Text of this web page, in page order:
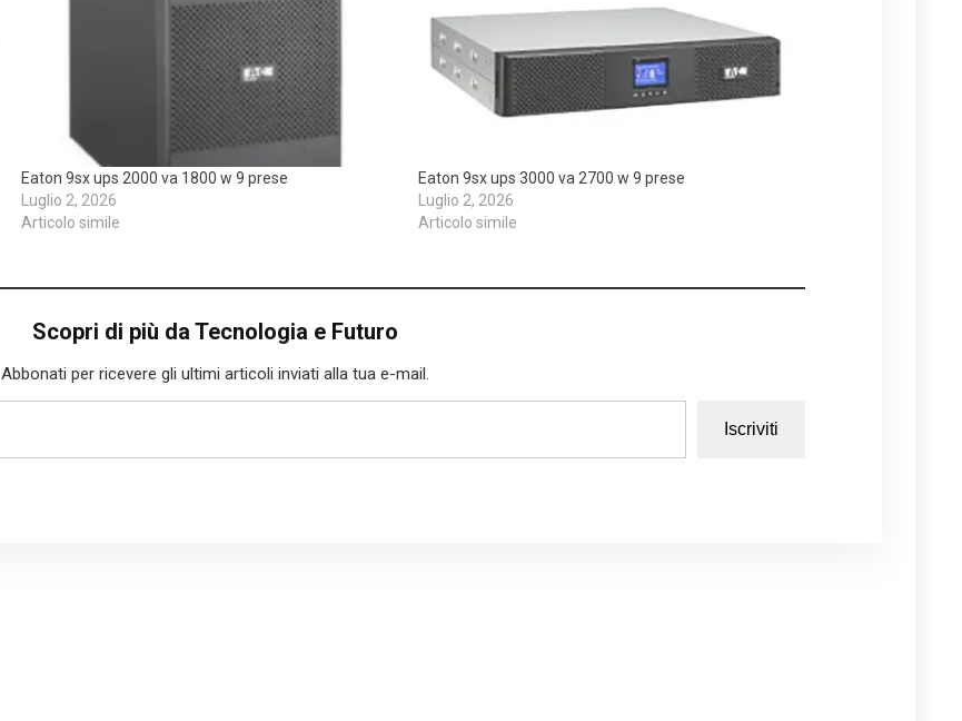
Eaton 9sx ups 2000 va 1800 w 9 prese
Luglio 2, 2026
Articolo simile
Eaton 9sx ups 3000 va 2700 w 9 prese
Luglio 2, 2026
Articolo simile
Scopri di più da Tecnologia e Futuro
Abbonati per ricevere gli ultimi articoli inviati alla tua e-mail.
Iscriviti